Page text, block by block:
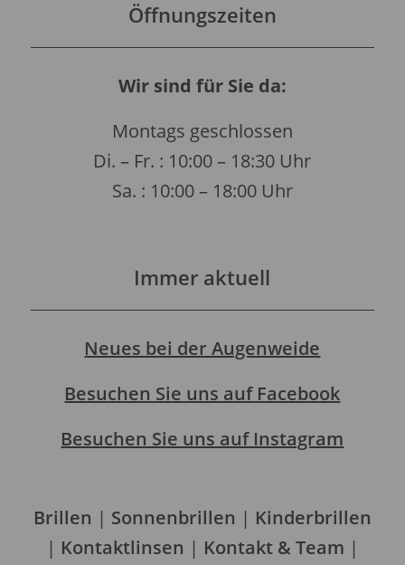
Öffnungszeiten
Wir sind für Sie da:
Montags geschlossen
Di. – Fr. : 10:00 – 18:30 Uhr
Sa. : 10:00 – 18:00 Uhr
Immer aktuell
Neues bei der Augenweide
Besuchen Sie uns auf Facebook
Besuchen Sie uns auf Instagram
Brillen | Sonnenbrillen | Kinderbrillen
| Kontaktlinsen | Kontakt & Team |